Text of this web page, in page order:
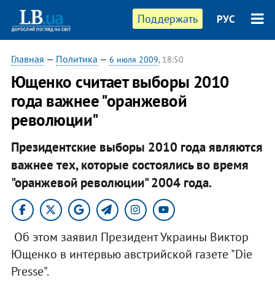
Поддержать РУС
Главная — Политика — 6 июля 2009, 18:50
Ющенко считает выборы 2010
года важнее "оранжевой
революции"
Президентские выборы 2010 года являются
важнее тех, которые состоялись во время
"оранжевой революции" 2004 года.
Об этом заявил Президент Украины Виктор
Ющенко в интервью австрийской газете "Die
Presse".